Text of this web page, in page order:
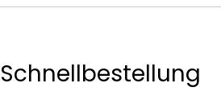
Schnellbestellung